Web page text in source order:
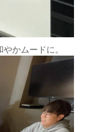
かムードに。